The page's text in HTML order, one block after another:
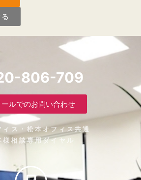
806-709
ールでのお問い合わせ
ィス・松本オフィス共通
様相談専用ダイヤル